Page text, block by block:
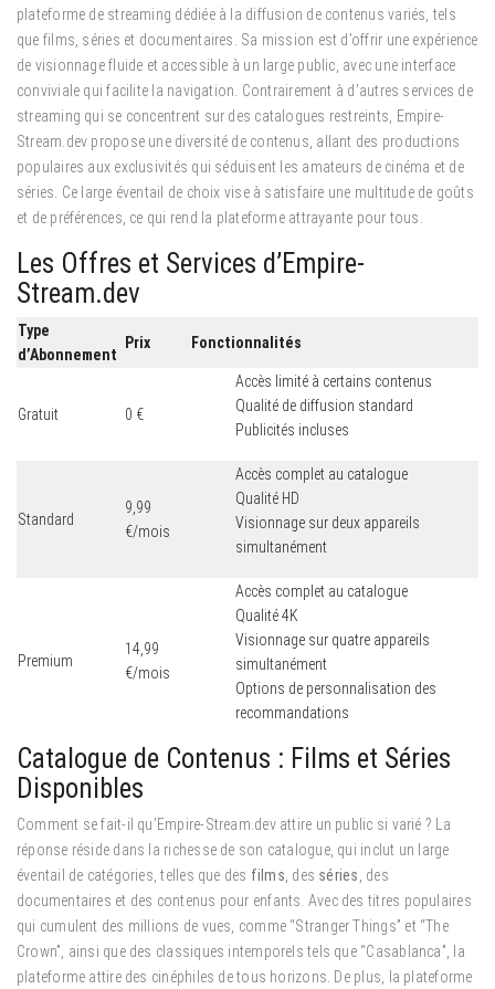
plateforme de streaming dédiée à la diffusion de contenus variés, tels
que films, séries et documentaires. Sa mission est d’offrir une expérience
de visionnage fluide et accessible à un large public, avec une interface
conviviale qui facilite la navigation. Contrairement à d’autres services de
streaming qui se concentrent sur des catalogues restreints, Empire-
Stream.dev propose une diversité de contenus, allant des productions
populaires aux exclusivités qui séduisent les amateurs de cinéma et de
séries. Ce large éventail de choix vise à satisfaire une multitude de goûts
et de préférences, ce qui rend la plateforme attrayante pour tous.
Les Offres et Services d’Empire-
Stream.dev
Type
d’Abonnement
Prix Fonctionnalités
Gratuit 0 €
Accès limité à certains contenus
Qualité de diffusion standard
Publicités incluses
Standard
9,99
€/mois
Accès complet au catalogue
Qualité HD
Visionnage sur deux appareils
simultanément
Premium
14,99
€/mois
Accès complet au catalogue
Qualité 4K
Visionnage sur quatre appareils
simultanément
Options de personnalisation des
recommandations
Catalogue de Contenus : Films et Séries
Disponibles
Comment se fait-il qu’Empire-Stream.dev attire un public si varié ? La
réponse réside dans la richesse de son catalogue, qui inclut un large
éventail de catégories, telles que des films , des séries , des
documentaires et des contenus pour enfants. Avec des titres populaires
qui cumulent des millions de vues, comme “Stranger Things” et “The
Crown”, ainsi que des classiques intemporels tels que “Casablanca”, la
plateforme attire des cinéphiles de tous horizons. De plus, la plateforme